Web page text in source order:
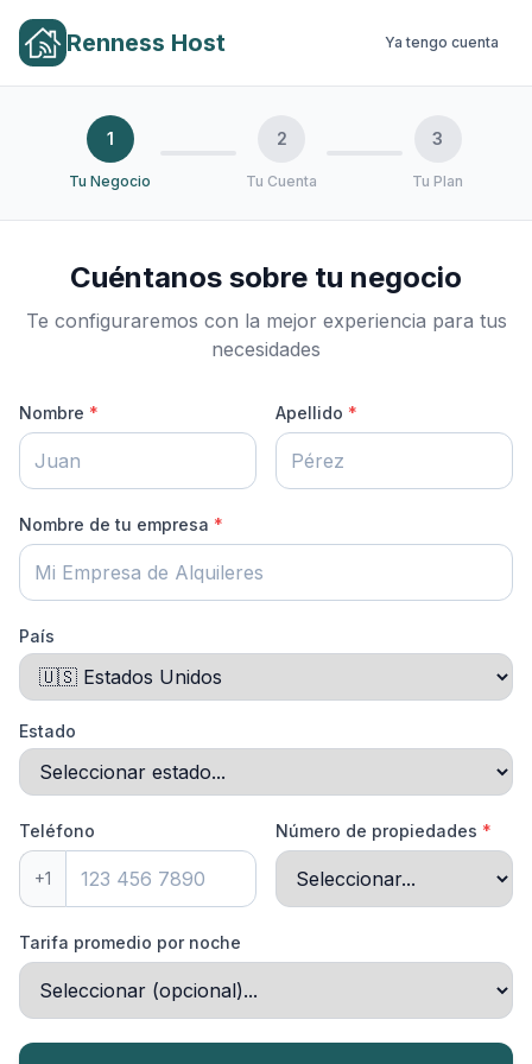
Renness Host Ya tengo cuenta
1
Tu Negocio
2
Tu Cuenta
3
Tu Plan
Cuéntanos sobre tu negocio
Te configuraremos con la mejor experiencia para tus
necesidades
Nombre * Apellido *
Nombre de tu empresa *
País
Estado
Teléfono
+1
Número de propiedades *
Tarifa promedio por noche